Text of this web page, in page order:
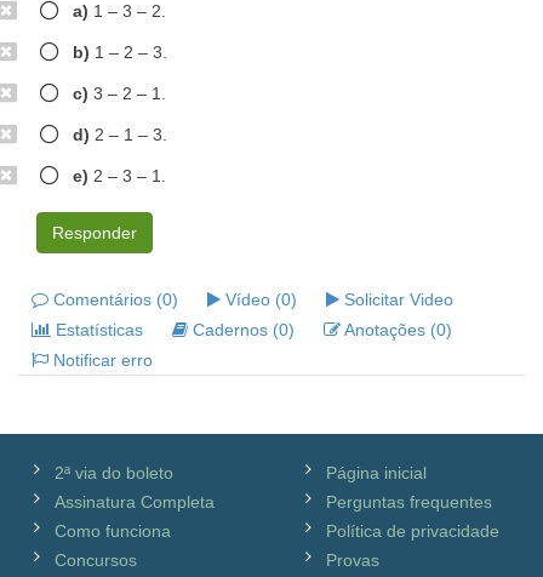
a) 1 – 3 – 2.
b) 1 – 2 – 3.
c) 3 – 2 – 1.
d) 2 – 1 – 3.
e) 2 – 3 – 1.
Responder
Comentários (0) Vídeo (0)
Solicitar Video
Estatísticas
Cadernos (0)
Anotações (0)
Notificar erro
2ª via do boleto
Assinatura Completa
Como funciona
Concursos
Página inicial
Perguntas frequentes
Política de privacidade
Provas